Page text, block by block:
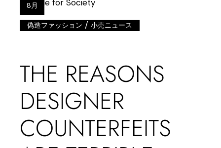
8月
偽造ファッション /小売ニュース
THE REASONS
DESIGNER
COUNTERFEITS